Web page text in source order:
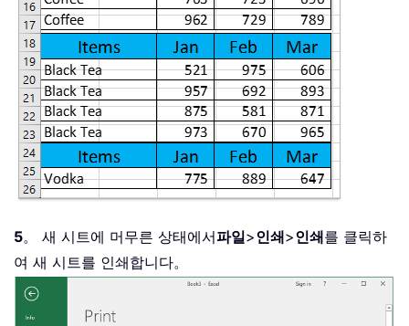
5。 새 시트에 머무른 상태에서파일>인쇄>인쇄를 클릭하
여 새 시트를 인쇄합니다。